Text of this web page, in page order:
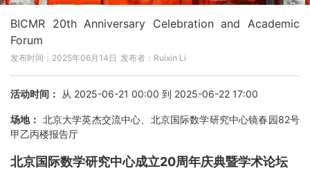
BICMR 20th Anniversary Celebration and Academic
Forum
发布时间：2025年06月14日 发布者：Ruixin Li
活动时间： 从 2025-06-21 00:00 到 2025-06-22 17:00
场地： 北京大学英杰交流中心、北京国际数学研究中心镜春园82号
甲乙丙楼报告厅
北京国际数学研究中心成立20周年庆典暨学术论坛